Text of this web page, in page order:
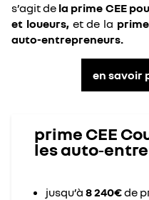
s’agit de la prime CEE
et loueurs, et de la
auto-entrepreneurs.
en savoir
prime CEE
les
jusqu’à 8 240€de